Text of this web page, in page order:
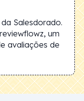
Salesdorado.
um
avaliações de